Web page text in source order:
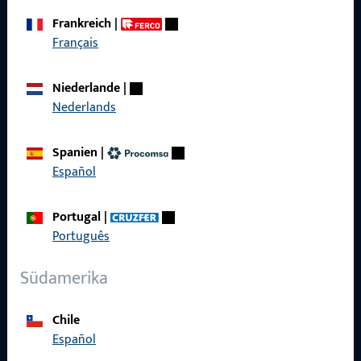
Frankreich|
Français
Niederlande|
Nederlands
Spanien |
Español
Portugal|
Português
Südamerika
Chile
Español
Über Uns
Referenzen